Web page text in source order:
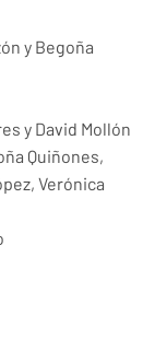
y Begoña
y David Mollón
Quiñones,
Verónica